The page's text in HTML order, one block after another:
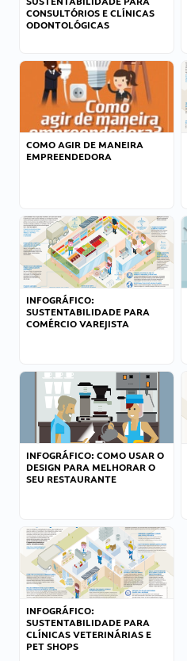
CONSULTÓRIOS E CLÍNICAS
ODONTOLÓGICAS
COMO AGIR DE MANEIRA
EMPREENDEDORA
INFOGRÁFICO:
SUSTENTABILIDADE PARA
COMÉRCIO VAREJISTA
INFOGRÁFICO: COMO USAR O
DESIGN PARA MELHORAR O
SEU RESTAURANTE
INFOGRÁFICO:
SUSTENTABILIDADE PARA
CLÍNICAS VETERINÁRIAS E
PET SHOPS